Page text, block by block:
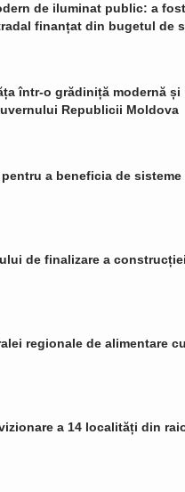
de iluminat public: a fost
finanțat din bugetul de
într-o grădiniță modernă și
Republicii Moldova
a beneficia de sisteme
de finalizare a construcției
regionale de alimentare
a 14 localități din